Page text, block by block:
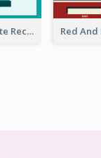
Simple Blue And White Rectangle Certificate